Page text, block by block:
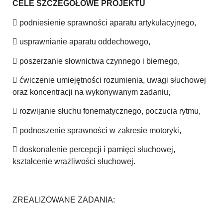
CELE SZCZEGÓŁOWE PROJEKTU
 podniesienie sprawności aparatu artykulacyjnego,
 usprawnianie aparatu oddechowego,
 poszerzanie słownictwa czynnego i biernego,
 ćwiczenie umiejętności rozumienia, uwagi słuchowej
oraz koncentracji na wykonywanym zadaniu,
 rozwijanie słuchu fonematycznego, poczucia rytmu,
 podnoszenie sprawności w zakresie motoryki,
 doskonalenie percepcji i pamięci słuchowej,
kształcenie wrażliwości słuchowej.
ZREALIZOWANE ZADANIA: